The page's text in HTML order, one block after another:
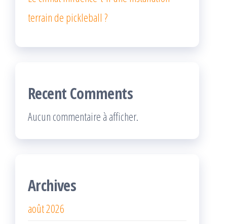
terrain de pickleball ?
Recent Comments
Aucun commentaire à afficher.
Archives
août 2026